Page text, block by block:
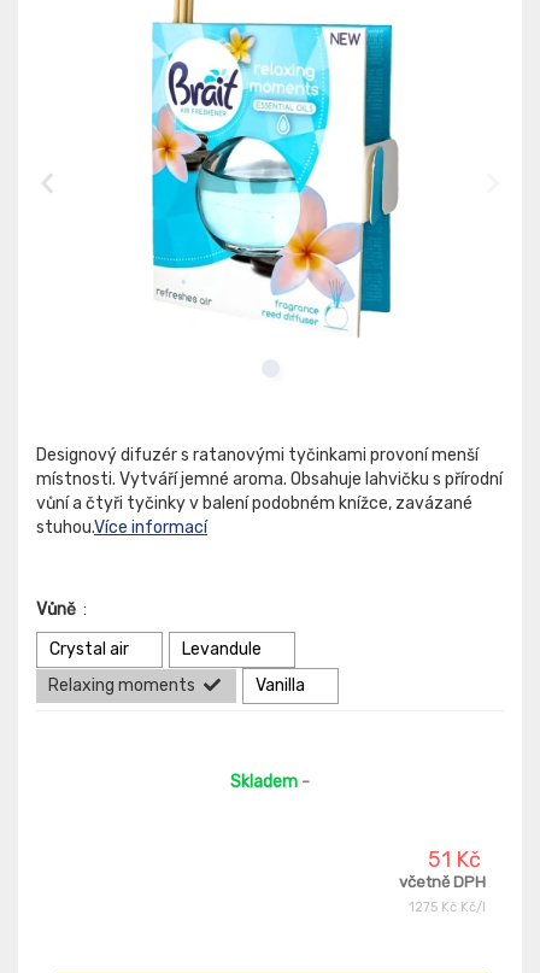
Designový difuzér s ratanovými tyčinkami provoní menší
místnosti. Vytváří jemné aroma. Obsahuje lahvičku s přírodní
vůní a čtyři tyčinky v balení podobném knížce, zavázané
stuhou.Více informací
Vůně :
Crystal air
Levandule
Relaxing moments
Vanilla
Skladem -
51 Kč
včetně DPH
1275 Kč Kč/l